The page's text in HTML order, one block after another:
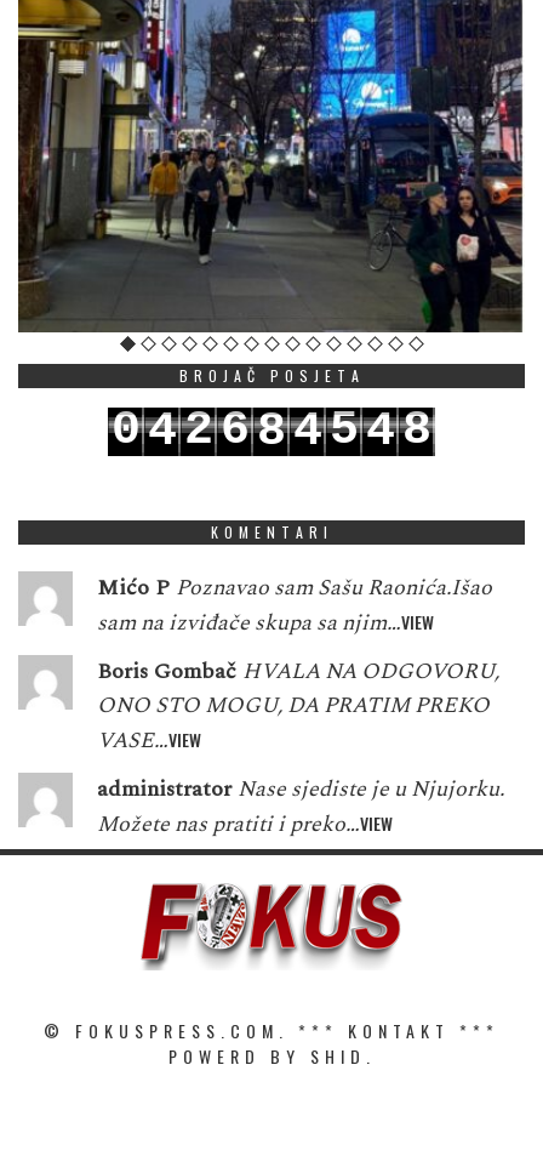
BROJAČ POSJETA
042684548
KOMENTARI
Mićo P Poznavao sam Sašu Raonića.Išao
sam na izviđače skupa sa njim…VIEW
Boris Gombač HVALA NA ODGOVORU,
ONO STO MOGU, DA PRATIM PREKO
VASE…VIEW
administrator Nase sjediste je u Njujorku.
Možete nas pratiti i preko…VIEW
© FOKUSPRESS.COM. *** KONTAKT
***
POWERD BY SHID.